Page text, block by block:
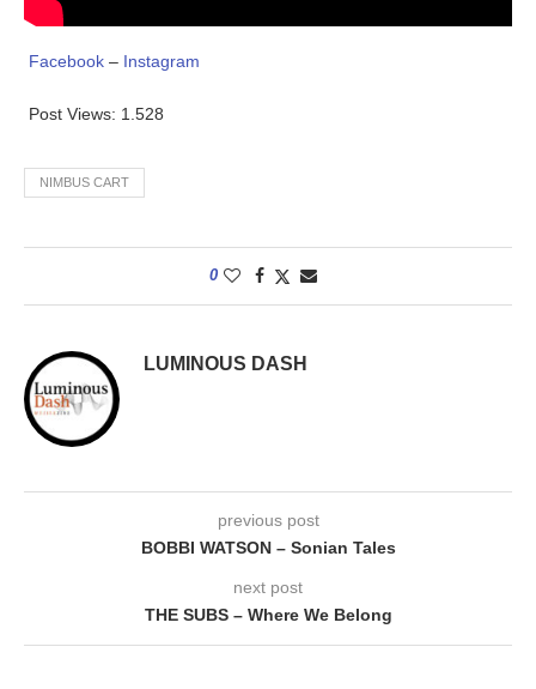
Facebook – Instagram
Post Views: 1.528
NIMBUS CART
0
LUMINOUS DASH
previous post
BOBBI WATSON – Sonian Tales
next post
THE SUBS – Where We Belong